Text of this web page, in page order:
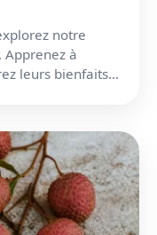
notre
à
leurs bienfaits